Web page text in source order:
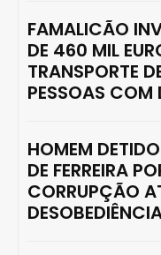
FAMALICÃO
DE 460 MIL
TRANSPORTE
PESSOAS COM
HOMEM
DE FERREIRA
CORRUPÇÃO